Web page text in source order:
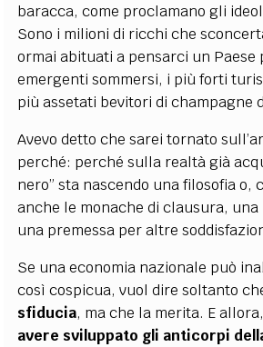
baracca, come proclamano gli
Sono i milioni di ricchi che
ormai abituati a pensarci un Paese
emergenti sommersi, i più forti
più assetati bevitori di champagne
Avevo detto che sarei tornato
perché: perché sulla realtà già
nero” sta nascendo una filosofia o,
anche le monache di clausura,
una premessa per altre
Se una economia nazionale può
così cospicua, vuol dire soltanto
sfiducia, ma che la merita. E allora,
avere sviluppato gli anticorpi